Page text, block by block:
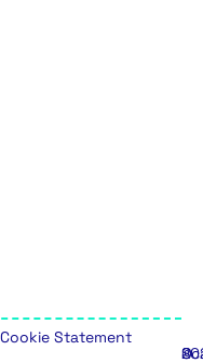
©
Cookie Statement